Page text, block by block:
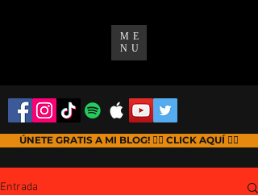
ME
NU
ÚNETE GRATIS A MI BLOG! 👉🏻 CLICK AQUÍ 👈🏻
Entrada